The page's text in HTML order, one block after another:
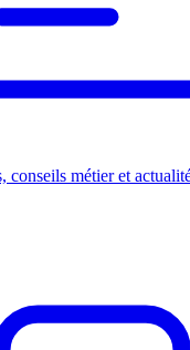
conseils métier et